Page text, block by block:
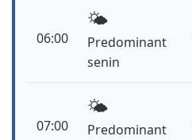
06:00
🌤️
Predominant
senin
07:00
🌤️
Predominant